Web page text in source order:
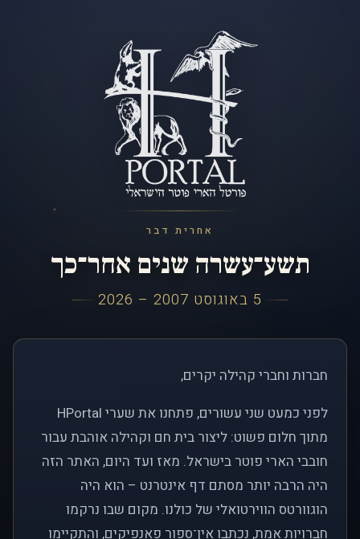
אחרית דבר
תשע־עשרה שנים אחר־כך
5 באוגוסט 2007 – 2026
חברות וחברי קהילה יקרים,
לפני כמעט שני עשורים, פתחנו את שערי HPortal
מתוך חלום פשוט: ליצור בית חם וקהילה אוהבת עבור
חובבי הארי פוטר בישראל. מאז ועד היום, האתר הזה
היה הרבה יותר מסתם דף אינטרנט – הוא היה
הוגוורטס הווירטואלי של כולנו. מקום שבו נרקמו
חברויות אמת, נכתבו אין־ספור פאנפיקים, והתקיימו